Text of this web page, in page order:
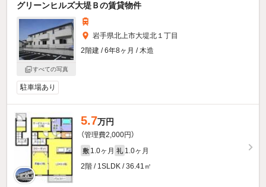
グリーンヒルズ大堤Ｂの賃貸物件
すべての写真
岩手県北上市大堤北１丁目
2階建 / 6年8ヶ月 / 木造
駐車場あり
5.7万円
（管理費2,000円）
敷 1.0ヶ月 礼 1.0ヶ月
2階 / 1SLDK / 36.41㎡